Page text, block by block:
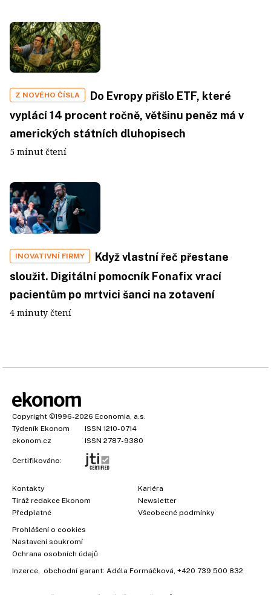
Z NOVÉHO ČÍSLA
Do Evropy přišlo ETF, které
vyplácí 14 procent ročně, většinu peněz má v
amerických státních dluhopisech
5 minut čtení
INOVATIVNÍ FIRMY
Když vlastní řeč přestane
sloužit. Digitální pomocník Fonafix vrací
pacientům po mrtvici šanci na zotavení
4 minuty čtení
Copyright ©1996-2026 Economia, a.s.
Týdeník Ekonom
ISSN 1210-0714
ekonom.cz
ISSN 2787-9380
Certifikováno:
Kontakty
Tiráž redakce Ekonom
Předplatné
Kariéra
Newsletter
Všeobecné podmínky
Prohlášení o cookies
Nastavení soukromí
Ochrana osobních údajů
Inzerce , obchodní garant: Adéla Formáčková +420 739 500 832